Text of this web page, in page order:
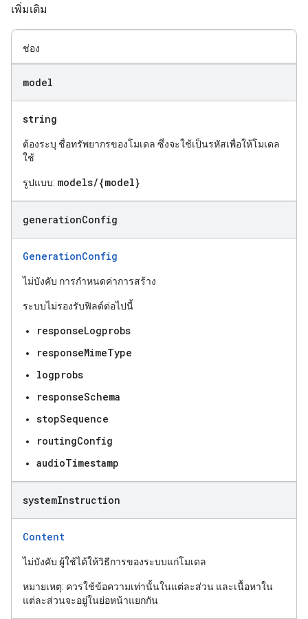
เพิ่มเติม
ช่อง
model
string
ต้องระบุ ชื่อทรัพยากรของโมเดล ซึ่งจะใช้เป็นรหัสเพื่อให้โมเดล
ใช้
รูปแบบ: models/{model}
generationConfig
GenerationConfig
ไม่บังคับ การกำหนดค่าการสร้าง
ระบบไม่รองรับฟิลด์ต่อไปนี้
responseLogprobs
responseMimeType
logprobs
responseSchema
stopSequence
routingConfig
audioTimestamp
systemInstruction
Content
ไม่บังคับ ผู้ใช้ได้ให้วิธีการของระบบแก่โมเดล
หมายเหตุ: ควรใช้ข้อความเท่านั้นในแต่ละส่วน และเนื้อหาใน
แต่ละส่วนจะอยู่ในย่อหน้าแยกกัน